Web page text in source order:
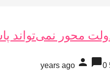
محور نمی‌تواند
person chat_bubble0